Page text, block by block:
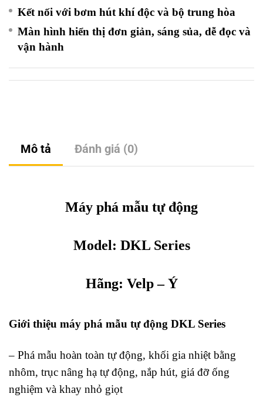
Kết nối với bơm hút khí độc và bộ trung hòa
Màn hình hiển thị đơn giản, sáng sủa, dễ đọc và
vận hành
Mô tả Đánh giá (0)
Máy phá mẫu tự động
Model: DKL Series
Hãng: Velp– Ý
Giới thiệu máy phá mẫu tự động DKL Series
– Phá mẫu hoàn toàn tự động, khối gia nhiệt bằng
nhôm, trục nâng hạ tự động, nắp hút, giá đỡ ống
nghiệm và khay nhỏ giọt